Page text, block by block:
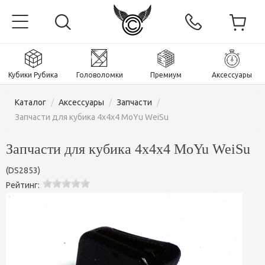
Кубики Рубика Головоломки Премиум Аксессуары
Каталог / Аксессуары / Запчасти
/
Запчасти для кубика 4х4х4 MoYu WeiSu
Запчасти для кубика 4х4х4 MoYu WeiSu
(DS2853)
Рейтинг:
Магнитные и премиум
Кубики Рубика 3х3х3
Пираминксы (тетраэдры)